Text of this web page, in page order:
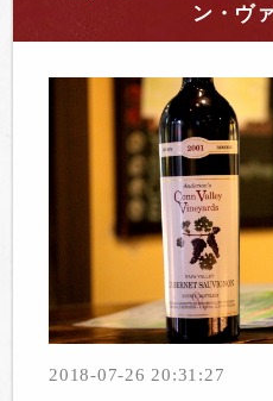
ン・ヴ
2018-07-26 20:31:27